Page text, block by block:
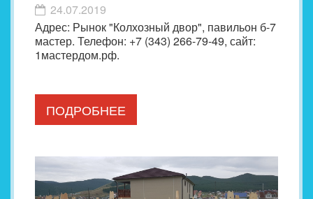
24.07.2019
Адрес: Рынок "Колхозный двор", павильон б-7
мастер. Телефон: +7 (343) 266-79-49, сайт:
1мастердом.рф.
ПОДРОБНЕЕ